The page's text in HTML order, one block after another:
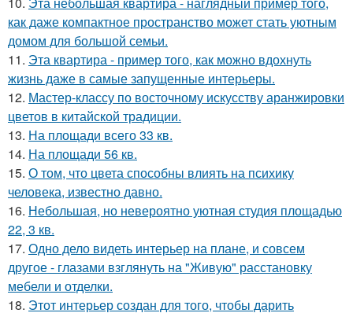
как даже компактное пространство может стать уютным
домом для большой семьи.
11. Эта квартира - пример того, как можно вдохнуть
жизнь даже в самые запущенные интерьеры.
12. Мастер-классу по восточному искусству аранжировки
цветов в китайской традиции.
13. На площади всего 33 кв.
14. На площади 56 кв.
15. О том, что цвета способны влиять на психику
человека, известно давно.
16. Небольшая, но невероятно уютная студия площадью
22, 3 кв.
17. Одно дело видеть интерьер на плане, и совсем
другое - глазами взглянуть на "Живую" расстановку
мебели и отделки.
18. Этот интерьер создан для того, чтобы дарить